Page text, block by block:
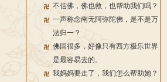
不信佛，佛也救，也帮助我们吗？
一声称念南无阿弥陀佛，是不是万
法归一？
佛国很多，好像只有西方极乐世界
是最容易去的。
我妈妈要走了，我们怎么帮助她？